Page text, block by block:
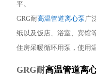
平。
GRG耐高温管道离心泵 广
纸以及饭店、浴室、宾馆
住房采暖循环用泵，使用
GRG耐高温管道离